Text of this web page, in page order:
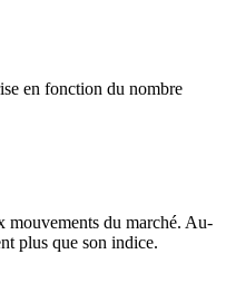
en fonction du nombre
mouvements du marché. Au-
plus que son indice.